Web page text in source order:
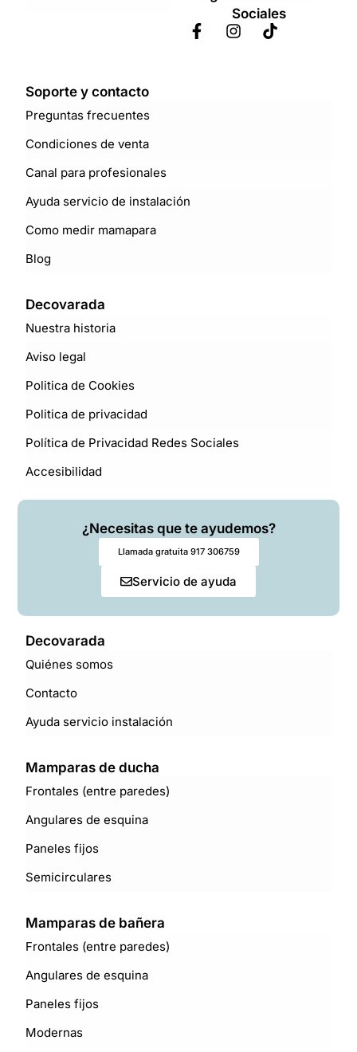
Sociales
Soporte y contacto
Preguntas frecuentes
Condiciones de venta
Canal para profesionales
Ayuda servicio de instalación
Como medir mamapara
Blog
Decovarada
Nuestra historia
Aviso legal
Politica de Cookies
Politica de privacidad
Política de Privacidad Redes Sociales
Accesibilidad
¿Necesitas que te ayudemos?
Llamada gratuita 917 306759
Servicio de ayuda
Decovarada
Quiénes somos
Contacto
Ayuda servicio instalación
Mamparas de ducha
Frontales (entre paredes)
Angulares de esquina
Paneles fijos
Semicirculares
Mamparas de bañera
Frontales (entre paredes)
Angulares de esquina
Paneles fijos
Modernas